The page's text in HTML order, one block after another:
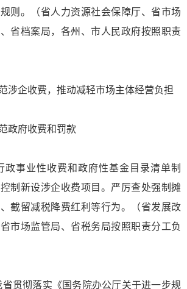
则。（省人力资源社会保障厅、省市场
省档案局，各州、市人民政府按照职责
涉企收费，推动减轻市场主体经营负担
政府收费和罚款
政事业性收费和政府性基金目录清单制
制新设涉企收费项目。严厉查处强制摊
截留减税降费红利等行为。（省发展改
市场监管局、省税务局按照职责分工负
省贯彻落实《国务院办公厅关于进一步规